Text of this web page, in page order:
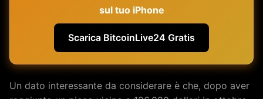
sul tuo iPhone
Scarica BitcoinLive24 Gratis
Un dato interessante da considerare è che, dopo aver